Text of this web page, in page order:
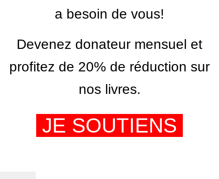
a besoin de vous!
Devenez donateur mensuel et
profitez de 20% de réduction sur
nos livres.
JE SOUTIENS